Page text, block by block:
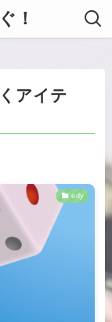
！
アイテ
edy